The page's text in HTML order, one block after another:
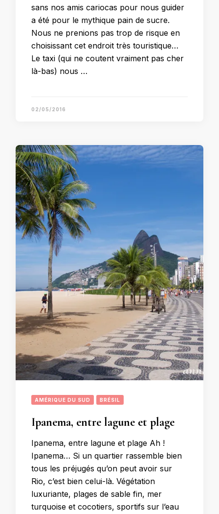
sans nos amis cariocas pour nous guider
a été pour le mythique pain de sucre.
Nous ne prenions pas trop de risque en
choisissant cet endroit très touristique…
Le taxi (qui ne coutent vraiment pas cher
là-bas) nous …
02/05/2016
AMÉRIQUE DU SUD BRÉSIL
Ipanema, entre lagune et plage
Ipanema, entre lagune et plage Ah !
Ipanema… Si un quartier rassemble bien
tous les préjugés qu’on peut avoir sur
Rio, c’est bien celui-là. Végétation
luxuriante, plages de sable fin, mer
turquoise et cocotiers, sportifs sur l’eau